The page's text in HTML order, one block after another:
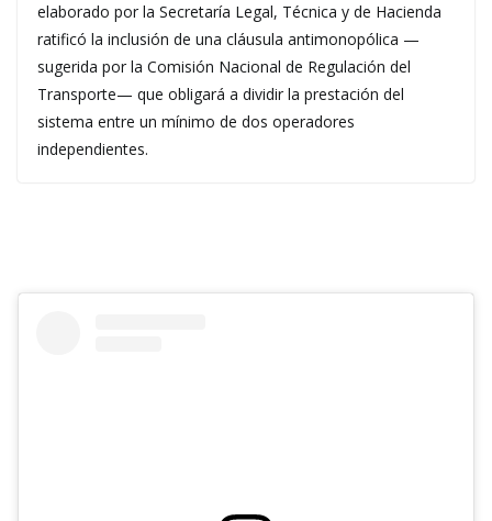
elaborado por la Secretaría Legal, Técnica y de Hacienda
ratificó la inclusión de una cláusula antimonopólica —
sugerida por la Comisión Nacional de Regulación del
Transporte— que obligará a dividir la prestación del
sistema entre un mínimo de dos operadores
independientes.